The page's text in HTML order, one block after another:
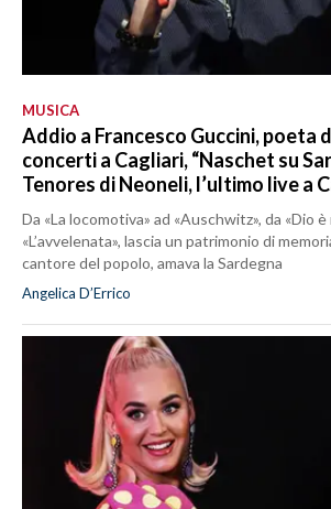
MUSICA
Addio a Francesco Guccini, poeta
concerti a Cagliari, “Naschet su
Tenores di Neoneli, l’ultimo live a
Da «La locomotiva» ad «Auschwitz», da «Dio è
«L’avvelenata», lascia un patrimonio di
cantore del popolo, amava la Sardegna
Angelica D’Errico